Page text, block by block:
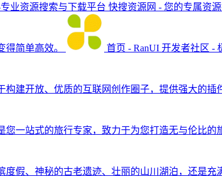
业资源搜索与下载平台 快搜资源网 - 您的专属资
简单高效。 首页 - RanUI 开发者社区 -
建开放、优质的互联网创作圈子，提供强大的插
您一站式的旅行专家，致力于为您打造无与伦比
假、神秘的古老遗迹、壮丽的山川湖泊，还是充